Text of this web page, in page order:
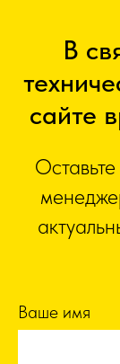
В
сайте
Ваше имя